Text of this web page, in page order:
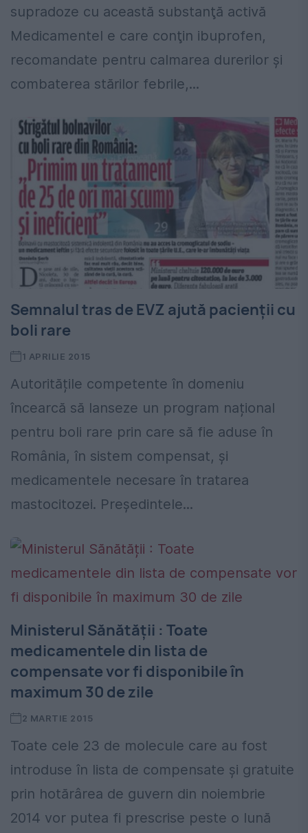
supradoze cu această substanţă activă
Medicamentel e care conţin ibuprofen,
recomandate pentru calmarea durerilor și
combaterea stărilor febrile,...
Semnalul tras de EVZ ajută pacienții cu
boli rare
1 APRILIE 2015
Autoritățile competente în domeniu
încearcă să lanseze un program național
pentru boli rare prin care să fie aduse în
România, în sistem compensat, și
medicamentele necesare în tratarea
mastocitozei. Președintele...
Ministerul Sănătății : Toate
medicamentele din lista de
compensate vor fi disponibile în
maximum 30 de zile
2 MARTIE 2015
Toate cele 23 de molecule care au fost
introduse în lista de compensate și gratuite
prin hotărârea de guvern din noiembrie
2014 vor putea fi prescrise peste o lună